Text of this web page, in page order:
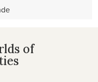
of